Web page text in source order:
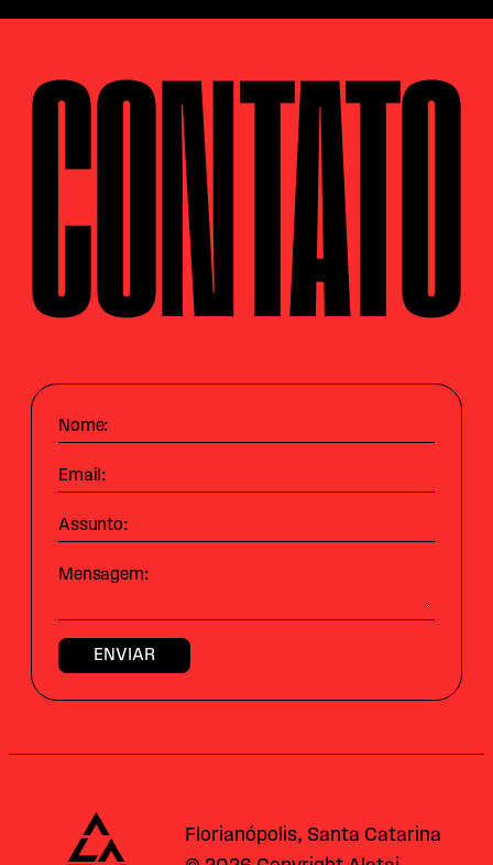
CONTATO
Nome:
Email:
Assunto:
Mensagem:
Alataj
Florianópolis, Santa Catarina